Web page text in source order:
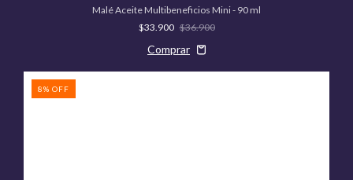
Malé Aceite Multibeneficios Mini - 90 ml
$33.900 $36.900
8% OFF